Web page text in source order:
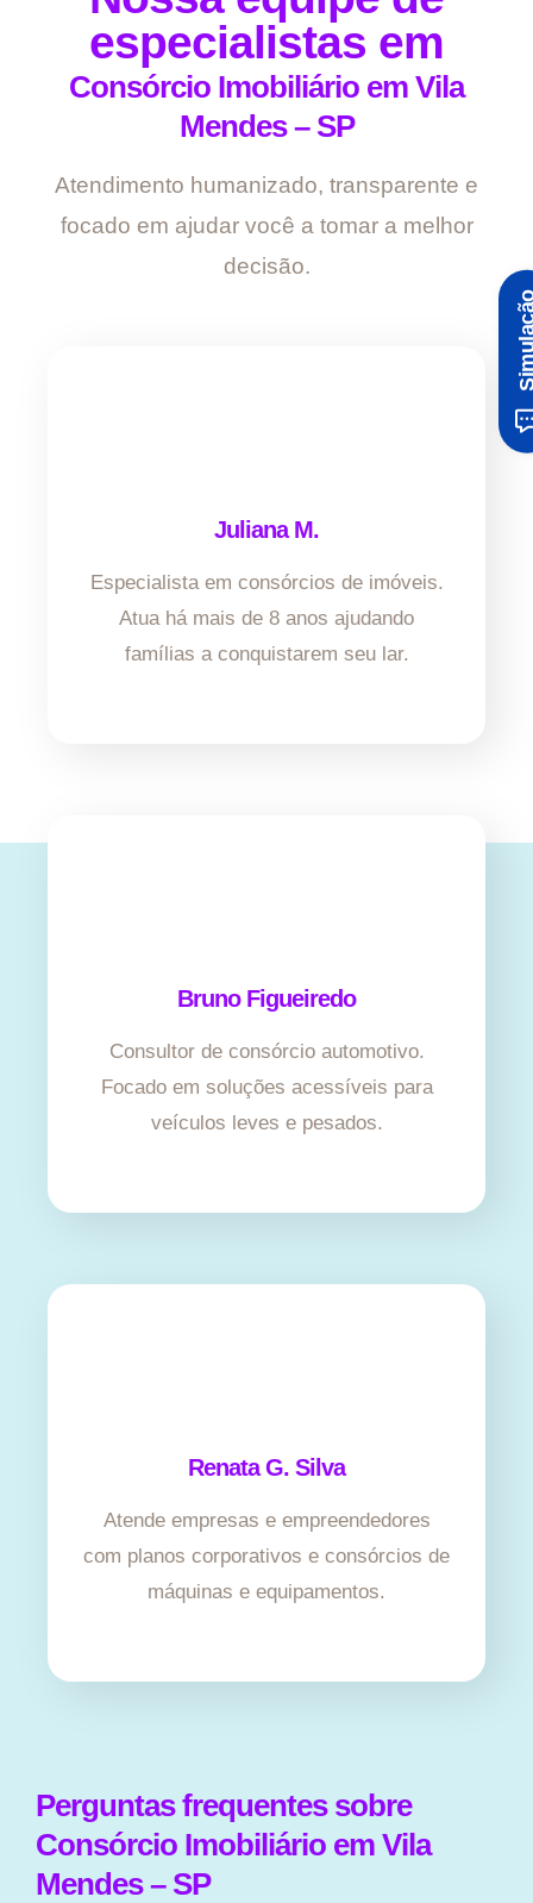
especialistas em
Consórcio Imobiliário em Vila
Mendes – SP
Atendimento humanizado, transparente e
focado em ajudar você a tomar a melhor
decisão.
Juliana M.
Especialista em consórcios de imóveis.
Atua há mais de 8 anos ajudando
famílias a conquistarem seu lar.
Bruno Figueiredo
Consultor de consórcio automotivo.
Focado em soluções acessíveis para
veículos leves e pesados.
Renata G. Silva
Atende empresas e empreendedores
com planos corporativos e consórcios de
máquinas e equipamentos.
Perguntas frequentes sobre
Consórcio Imobiliário em Vila
Mendes – SP